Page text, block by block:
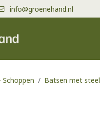
info@groenehand.nl
Schoppen Batsen met steel